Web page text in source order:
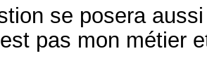
se posera
pas mon métier